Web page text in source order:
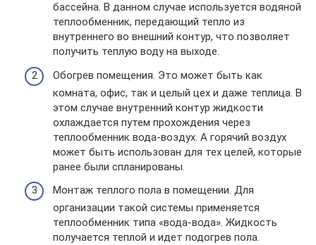
бассейна. В данном случае используется водяной
теплообменник, передающий тепло из
внутреннего во внешний контур, что позволяет
получить теплую воду на выходе.
Обогрев помещения. Это может быть как
комната, офис, так и целый цех и даже теплица. В
этом случае внутренний контур жидкости
охлаждается путем прохождения через
теплообменник вода-воздух. А горячий воздух
может быть использован для тех целей, которые
ранее были спланированы.
Монтаж теплого пола в помещении. Для
организации такой системы применяется
теплообменник типа «вода-вода». Жидкость
получается теплой и идет подогрев пола.